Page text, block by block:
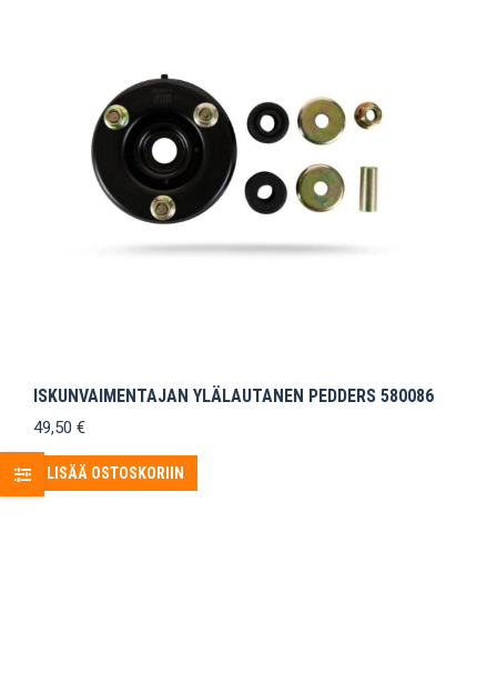
ISKUNVAIMENTAJAN YLÄLAUTANEN PEDDERS 580086
49,50 €
LISÄÄ OSTOSKORIIN